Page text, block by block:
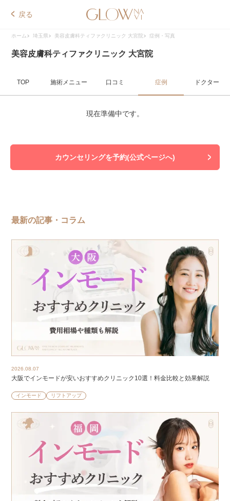
戻る
ホーム 埼玉県 美容皮膚科ティファクリニック 大宮院 症例・写真
美容皮膚科ティファクリニック 大宮院
TOP 施術メニュー 口コミ 症例 ドクター
現在準備中です。
カウンセリングを予約(公式ページへ)
最新の記事・コラム
2026.08.07
大阪でインモードが安いおすすめクリニック10選！料金比較と効果解説
インモード リフトアップ